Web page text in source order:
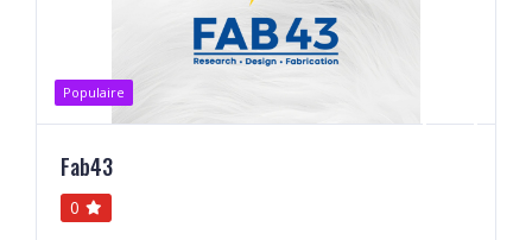
Populaire
Fab43
0